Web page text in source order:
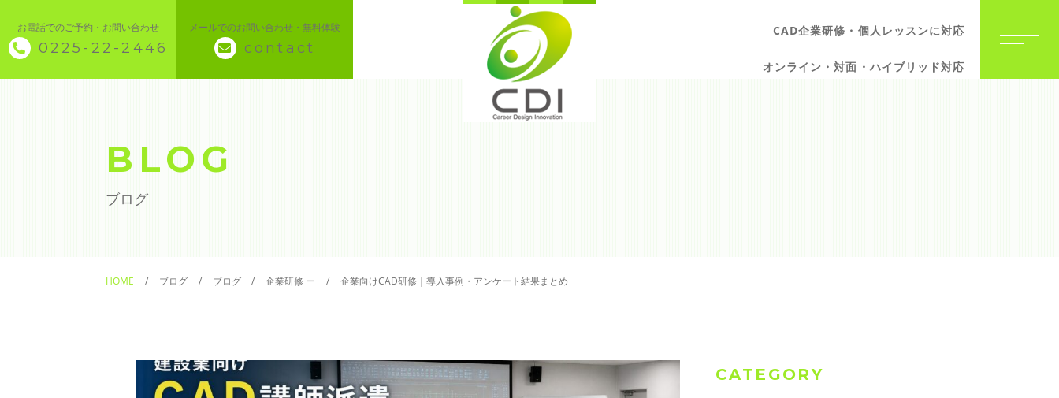
お電話でのご予約・お問い合わせ
0225-22-2446
メールでのお問い合わせ・無料体験
contact
CAD企業研修・個人レッスンに対応
オンライン・対面・ハイブリッド対応
◇ トップページ
◆ CAD・BIM
◆ 資格･ネット試験
◆ オンラインによる授業／体験
BLOG
ブログ
HOME ブログ ブログ 企業研修 ー 企業向けCAD研修｜導入事例・アンケート結果まとめ
CATEGORY